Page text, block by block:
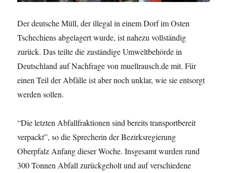
Der deutsche Müll, der illegal in einem Dorf im Osten
Tschechiens abgelagert wurde, ist nahezu vollständig
zurück. Das teilte die zuständige Umweltbehörde in
Deutschland auf Nachfrage von muellrausch.de mit. Für
einen Teil der Abfälle ist aber noch unklar, wie sie entsorgt
werden sollen.
“Die letzten Abfallfraktionen sind bereits transportbereit
verpackt”, so die Sprecherin der Bezirksregierung
Oberpfalz Anfang dieser Woche. Insgesamt wurden rund
300 Tonnen Abfall zurückgeholt und auf verschiedene